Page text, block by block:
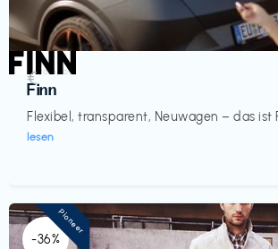
Automobil
Finn
Flexibel, transparent, Neuwagen – das ist
lesen
€‎
-36%
Pioneer